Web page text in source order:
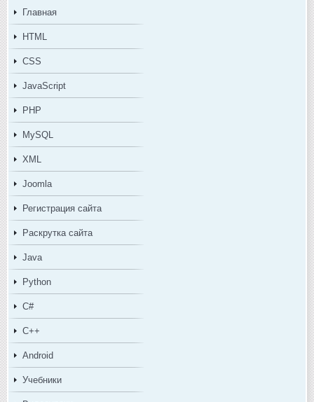
Главная
HTML
CSS
JavaScript
PHP
MySQL
XML
Joomla
Регистрация сайта
Раскрутка сайта
Java
Python
C#
C++
Android
Учебники